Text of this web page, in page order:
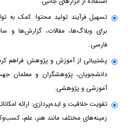
تسهیل فرآیند تولید محتوا: کمک به
برای وبلاگ‌ها، مقالات، گزارش‌ها و
فارسی.
پشتیبانی از آموزش و پژوهش: فراهم
دانشجویان، پژوهشگران و معلمان
آموزشی و پژوهشی.
تقویت خلاقیت و ایده‌پردازی: ارائه
زمینه‌های مختلف مانند هنر، علم،